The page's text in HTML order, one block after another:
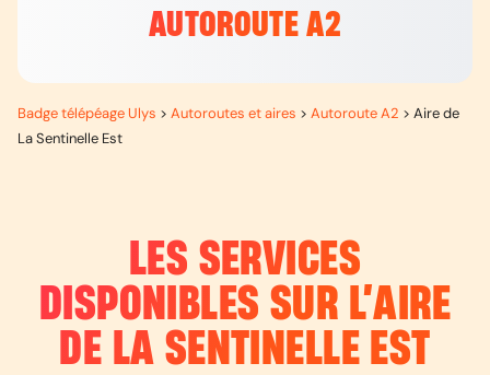
AUTOROUTE A2
Badge télépéage Ulys > Autoroutes et aires > Autoroute A2 > Aire de
La Sentinelle Est
LES SERVICES
DISPONIBLES SUR L’AIRE
DE LA SENTINELLE EST